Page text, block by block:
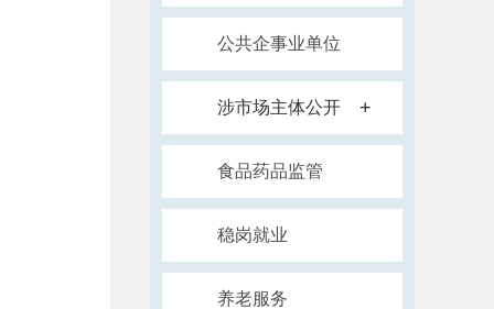
公共企事业单位
涉市场主体公开 +
食品药品监管
稳岗就业
养老服务